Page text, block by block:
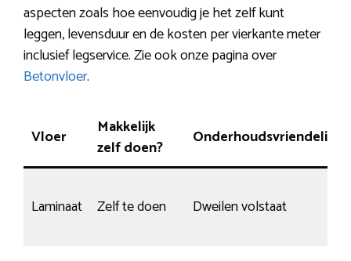
aspecten zoals hoe eenvoudig je het zelf kunt
leggen, levensduur en de kosten per vierkante meter
inclusief legservice. Zie ook onze pagina over
Betonvloer.
Vloer
Makkelijk
zelf doen?
Onderhoudsvriendelijk
Laminaat Zelf te doen Dweilen volstaat